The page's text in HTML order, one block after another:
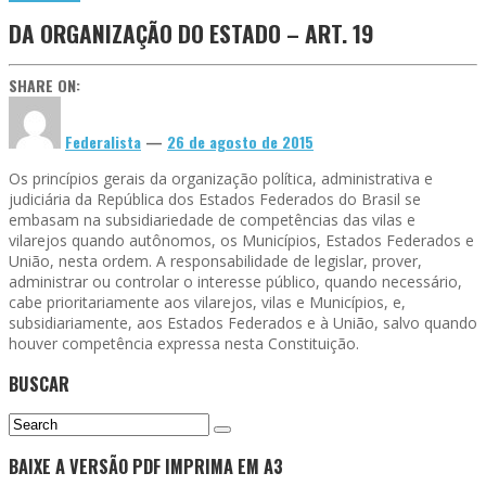
DA ORGANIZAÇÃO DO ESTADO – ART. 19
SHARE ON:
Federalista — 26 de agosto de 2015
Os princípios gerais da organização política, administrativa e
judiciária da República dos Estados Federados do Brasil se
embasam na subsidiariedade de competências das vilas e
vilarejos quando autônomos, os Municípios, Estados Federados e
União, nesta ordem. A responsabilidade de legislar, prover,
administrar ou controlar o interesse público, quando necessário,
cabe prioritariamente aos vilarejos, vilas e Municípios, e,
subsidiariamente, aos Estados Federados e à União, salvo quando
houver competência expressa nesta Constituição.
BUSCAR
BAIXE A VERSÃO PDF IMPRIMA EM A3